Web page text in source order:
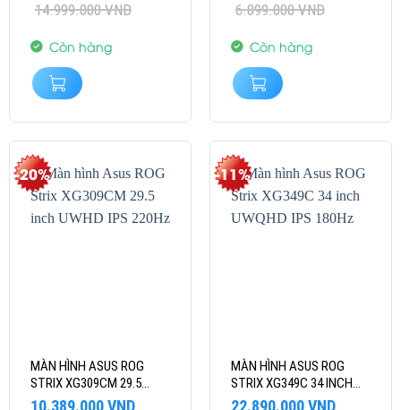
14.999.000VND
là:
tại
13.989.000 VND.
Còn hàng
6.899.000VND
là:
tại
6.799.000 VND.
Còn hàng
-20%
MÀN HÌNH ASUS ROG
STRIX XG309CM 29.5
INCH UWHD IPS 220HZ
Giá
10.389.000VND
Giá
-11%
MÀN HÌNH ASUS ROG
STRIX XG349C 34 INCH
UWQHD IPS 180HZ
Giá
22.890.000VND
Giá